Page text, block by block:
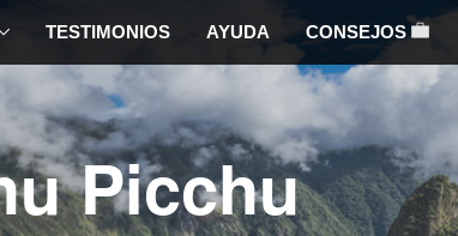
TESTIMONIOS AYUDA CONSEJOS
Picchu